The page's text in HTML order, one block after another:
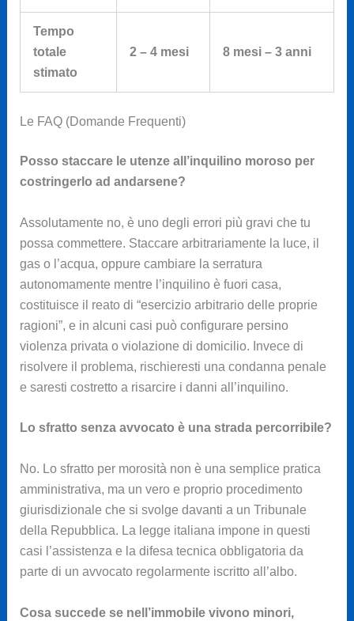
Tempo
totale
stimato
2 – 4 mesi 8 mesi – 3 anni
Le FAQ (Domande Frequenti)
Posso staccare le utenze all’inquilino moroso per
costringerlo ad andarsene?
Assolutamente no, è uno degli errori più gravi che tu
possa commettere. Staccare arbitrariamente la luce, il
gas o l’acqua, oppure cambiare la serratura
autonomamente mentre l’inquilino è fuori casa,
costituisce il reato di “esercizio arbitrario delle proprie
ragioni”, e in alcuni casi può configurare persino
violenza privata o violazione di domicilio. Invece di
risolvere il problema, rischieresti una condanna penale
e saresti costretto a risarcire i danni all’inquilino.
Lo sfratto senza avvocato è una strada percorribile?
No. Lo sfratto per morosità non è una semplice pratica
amministrativa, ma un vero e proprio procedimento
giurisdizionale che si svolge davanti a un Tribunale
della Repubblica. La legge italiana impone in questi
casi l’assistenza e la difesa tecnica obbligatoria da
parte di un avvocato regolarmente iscritto all’albo.
Cosa succede se nell’immobile vivono minori,